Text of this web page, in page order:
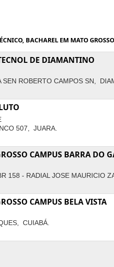
BACHAREL EM MATO
DE DIAMANTINO
ROBERTO CAMPOS SN,
507, JUARA.
CAMPUS BARRA DO
158 - RADIAL JOSE MAURICIO
CAMPUS BELA VISTA
CUIABÁ.